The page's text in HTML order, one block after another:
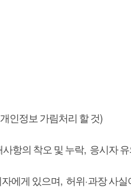
개인정보 가림처리 할 것)
항의 착오 및 누락, 응시자
에게 있으며, 허위·과장 사실